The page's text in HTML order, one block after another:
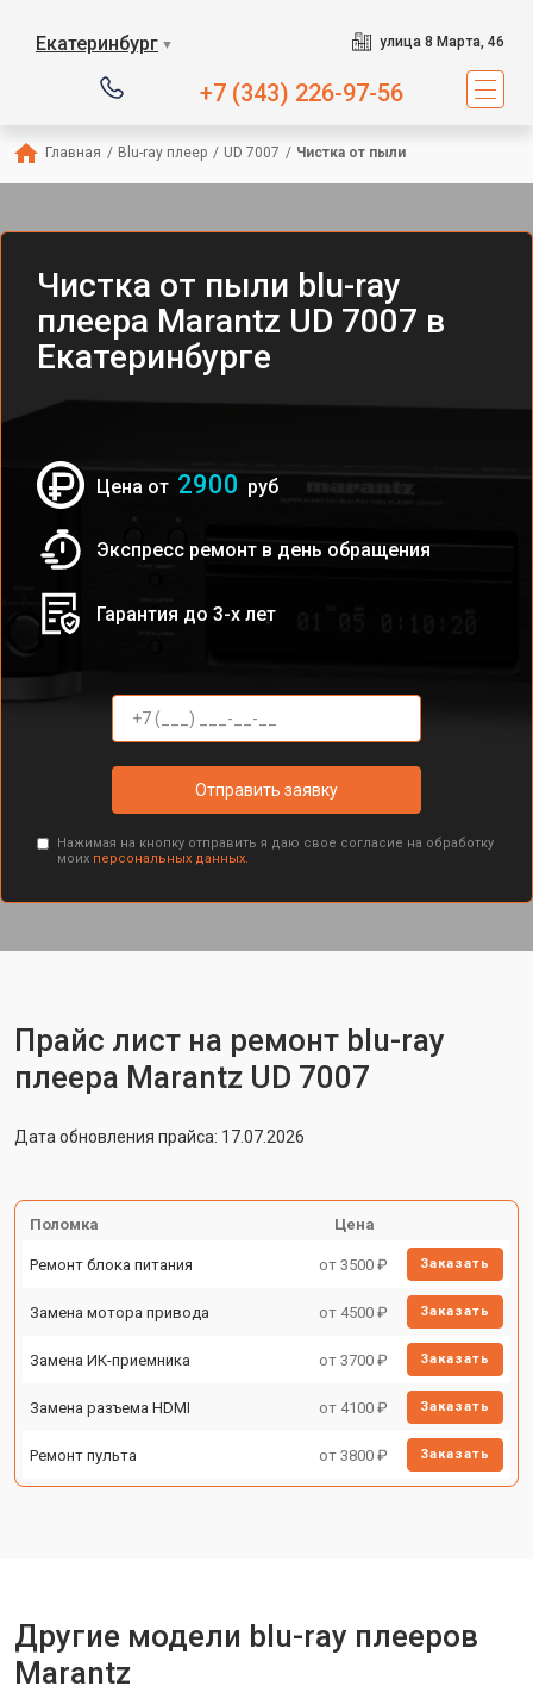
Екатеринбург ▼ улица 8 Марта, 46
+7 (343) 226-97-56
Главная / Blu-ray плеер / UD 7007 / Чистка от пыли
Чистка от пыли blu-ray
плеера Marantz UD 7007 в
Екатеринбурге
Цена от 2900 руб
Экспресс ремонт в день обращения
Гарантия до 3-х лет
Отправить заявку
Нажимая на кнопку отправить я даю свое согласие на обработку
моих персональных данных.
Прайс лист на ремонт blu-ray
плеера Marantz UD 7007
Дата обновления прайса: 17.07.2026
Поломка Цена
Ремонт блока питания от 3500 ₽ Заказать
Замена мотора привода от 4500 ₽ Заказать
Замена ИК-приемника от 3700 ₽ Заказать
Замена разъема HDMI от 4100 ₽ Заказать
Ремонт пульта от 3800 ₽ Заказать
Другие модели blu-ray плееров
Marantz